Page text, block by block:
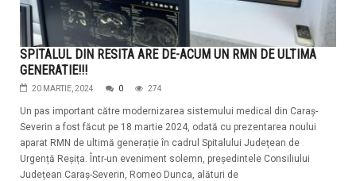
SPITALUL DIN RESITA ARE DE-ACUM UN RMN DE ULTIMA
GENERATIE!!!
20 MARTIE, 2024 0 274
Un pas important către modernizarea sistemului medical din Caraș-
Severin a fost făcut pe 18 martie 2024, odată cu prezentarea noului
aparat RMN de ultimă generație în cadrul Spitalului Județean de
Urgență Reșița. Într-un eveniment solemn, președintele Consiliului
Județean Caraș-Severin, Romeo Dunca, alături de